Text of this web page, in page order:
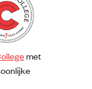
met